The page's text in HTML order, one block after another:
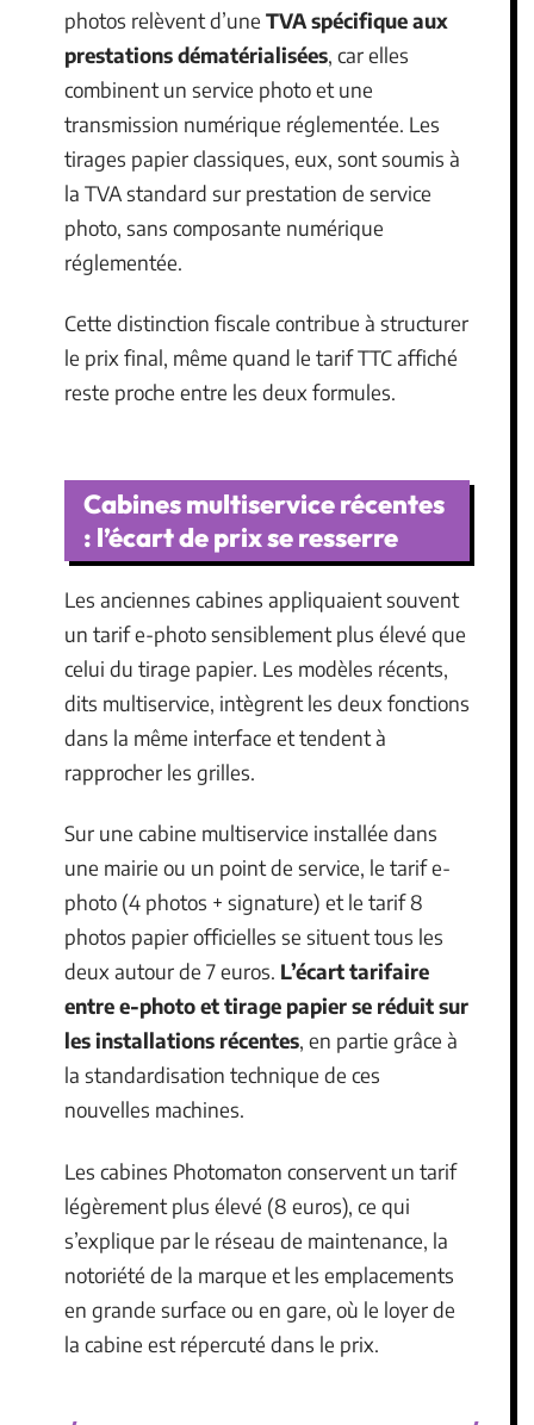
photos relèvent d’une TVA spécifique aux
prestations dématérialisées, car elles
combinent un service photo et une
transmission numérique réglementée. Les
tirages papier classiques, eux, sont soumis à
la TVA standard sur prestation de service
photo, sans composante numérique
réglementée.
Cette distinction fiscale contribue à structurer
le prix final, même quand le tarif TTC affiché
reste proche entre les deux formules.
Cabines multiservice récentes
: l’écart de prix se resserre
Les anciennes cabines appliquaient souvent
un tarif e-photo sensiblement plus élevé que
celui du tirage papier. Les modèles récents,
dits multiservice, intègrent les deux fonctions
dans la même interface et tendent à
rapprocher les grilles.
Sur une cabine multiservice installée dans
une mairie ou un point de service, le tarif e-
photo (4 photos + signature) et le tarif 8
photos papier officielles se situent tous les
deux autour de 7 euros. L’écart tarifaire
entre e-photo et tirage papier se réduit sur
les installations récentes, en partie grâce à
la standardisation technique de ces
nouvelles machines.
Les cabines Photomaton conservent un tarif
légèrement plus élevé (8 euros), ce qui
s’explique par le réseau de maintenance, la
notoriété de la marque et les emplacements
en grande surface ou en gare, où le loyer de
la cabine est répercuté dans le prix.